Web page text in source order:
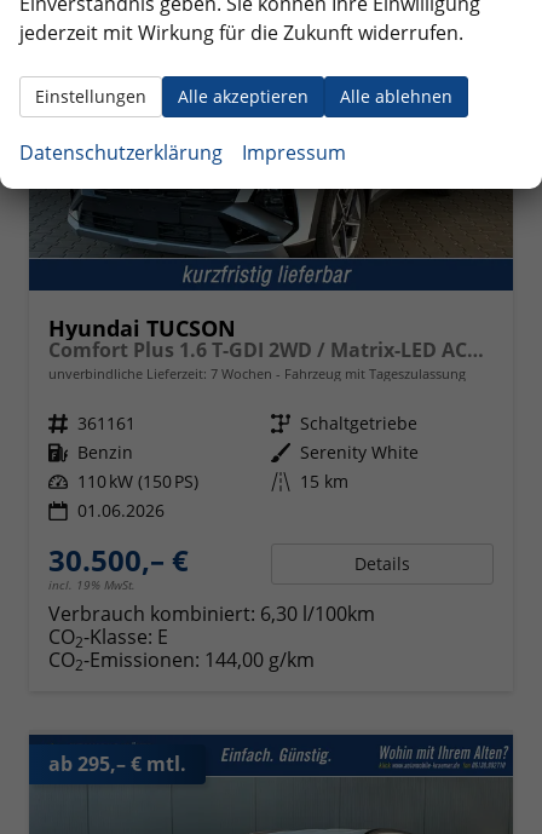
Hyundai TUCSON
Comfort Plus 1.6 T-GDI 2WD / Matrix-LED ACC Shz vo+hi + Lenkradheizung Elek. Heck Alu 18"
unverbindliche Lieferzeit: 7 Wochen Fahrzeug mit Tageszulassung
Fahrzeugnr. 361161 Getriebe Schaltgetriebe
Kraftstoff Benzin Außenfarbe Serenity White
Leistung 110 kW (150 PS) Kilometerstand 15 km
01.06.2026
30.500,– €
incl. 19% MwSt.
Details
Verbrauch kombiniert: 6,30 l/100km
CO2-Klasse: E
CO2-Emissionen: 144,00 g/km
ab 295,– € mtl.
jederzeit mit Wirkung für die Zukunft widerrufen.
Alle akzeptieren Alle ablehnen
Einstellungen
Datenschutzerklärung Impressum